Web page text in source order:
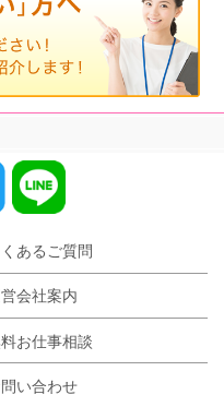
あるご質問
会社案内
お仕事相談
い合わせ